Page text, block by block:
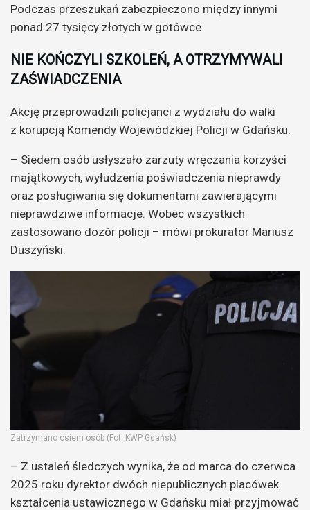
Podczas przeszukań zabezpieczono między innymi
ponad 27 tysięcy złotych w gotówce.
NIE KOŃCZYLI SZKOLEŃ, A OTRZYMYWALI
ZAŚWIADCZENIA
Akcję przeprowadzili policjanci z wydziału do walki
z korupcją Komendy Wojewódzkiej Policji w Gdańsku.
– Siedem osób usłyszało zarzuty wręczania korzyści
majątkowych, wyłudzenia poświadczenia nieprawdy
oraz posługiwania się dokumentami zawierającymi
nieprawdziwe informacje. Wobec wszystkich
zastosowano dozór policji – mówi prokurator Mariusz
Duszyński.
Zatrzymano osiem osób (Fot. KWP Gdańsk)
– Z ustaleń śledczych wynika, że od marca do czerwca
2025 roku dyrektor dwóch niepublicznych placówek
kształcenia ustawicznego w Gdańsku miał przyjmować